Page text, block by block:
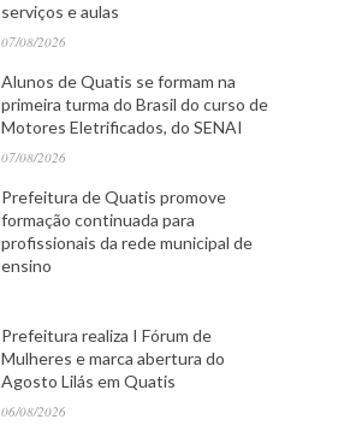
serviços e aulas
07/08/2026
Alunos de Quatis se formam na
primeira turma do Brasil do curso de
Motores Eletrificados, do SENAI
07/08/2026
Prefeitura de Quatis promove
formação continuada para
profissionais da rede municipal de
ensino
Prefeitura realiza I Fórum de
Mulheres e marca abertura do
Agosto Lilás em Quatis
06/08/2026